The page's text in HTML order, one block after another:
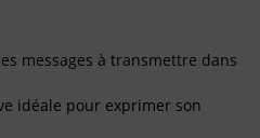
messages à transmettre dans
idéale pour exprimer son